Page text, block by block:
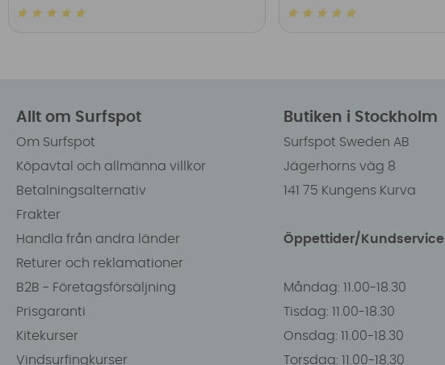
Allt om Surfspot
Om Surfspot
Köpavtal och allmänna villkor
Betalningsalternativ
Frakter
Handla från andra länder
Returer och reklamationer
B2B - Företagsförsäljning
Prisgaranti
Kitekurser
Vindsurfingkurser
Butiken i Stockholm
Surfspot Sweden AB
Jägerhorns väg 8
141 75 Kungens Kurva
Öppettider/Kundservice
Måndag: 11.00-18.30
Tisdag: 11.00-18.30
Onsdag: 11.00-18.30
Torsdag: 11.00-18.30